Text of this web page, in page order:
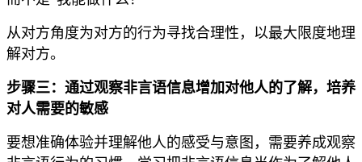
从对方角度为对方的行为寻找合理性，以最大限度地理
解对方。
步骤三：通过观察非言语信息增加对他人的了解，培养
对人需要的敏感
要想准确体验并理解他人的感受与意图，需要养成观察